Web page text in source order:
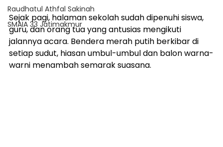
Raudhatul Athfal Sakinah
SMAIA 33 Jatimakmur
Sejak pagi, halaman sekolah sudah dipenuhi siswa,
guru, dan orang tua yang antusias mengikuti
jalannya acara. Bendera merah putih berkibar di
setiap sudut, hiasan umbul-umbul dan balon warna-
warni menambah semarak suasana.